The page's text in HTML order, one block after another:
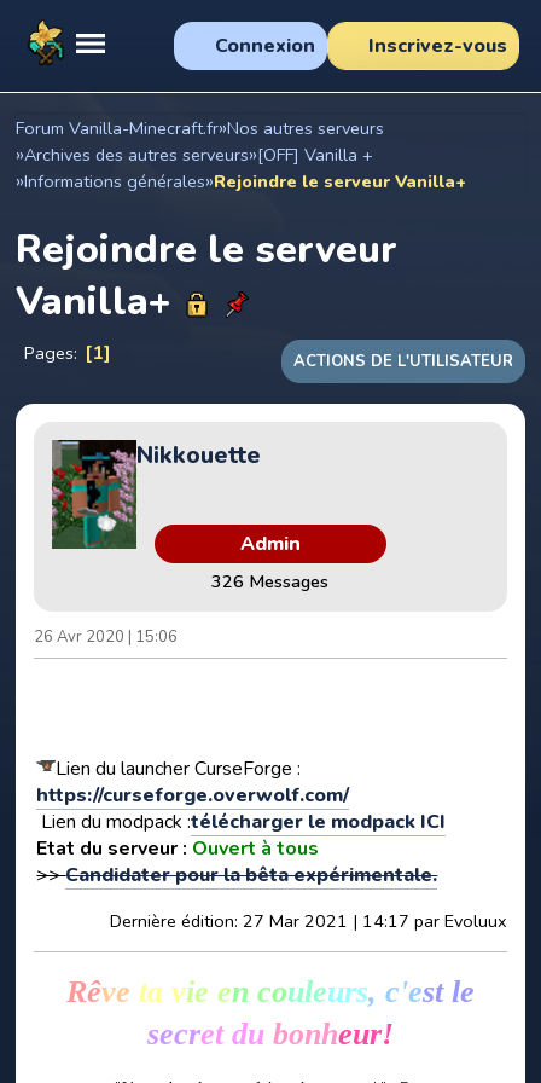
Connexion Inscrivez-vous
Forum Vanilla-Minecraft.fr»Nos autres serveurs
»Archives des autres serveurs»[OFF] Vanilla +
»Informations générales»Rejoindre le serveur Vanilla+
Rejoindre le serveur
Vanilla+
Pages 1 ACTIONS DE L'UTILISATEUR
Nikkouette
Admin
326 Messages
26 Avr 2020 | 15:06
Lien du launcher CurseForge :
https://curseforge.overwolf.com/
Lien du modpack :télécharger le modpack ICI
Etat du serveur : Ouvert à tous
>>Candidater pour la bêta expérimentale.
Dernière édition: 27 Mar 2021 | 14:17 par Evoluux
Rêve ta vie en couleurs, c'est le
secret du bonheur!